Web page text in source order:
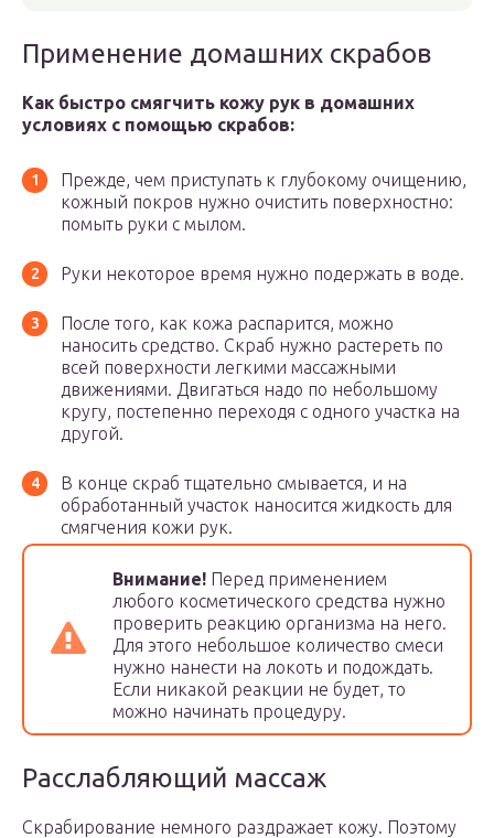
Применение домашних скрабов
Как быстро смягчить кожу рук в домашних
условиях с помощью скрабов:
Прежде, чем приступать к глубокому очищению,
кожный покров нужно очистить поверхностно:
помыть руки с мылом.
Руки некоторое время нужно подержать в воде.
После того, как кожа распарится, можно
наносить средство. Скраб нужно растереть по
всей поверхности легкими массажными
движениями. Двигаться надо по небольшому
кругу, постепенно переходя с одного участка на
другой.
В конце скраб тщательно смывается, и на
обработанный участок наносится жидкость для
смягчения кожи рук.
Внимание! Перед применением
любого косметического средства нужно
проверить реакцию организма на него.
Для этого небольшое количество смеси
нужно нанести на локоть и подождать.
Если никакой реакции не будет, то
можно начинать процедуру.
Расслабляющий массаж
Скрабирование немного раздражает кожу. Поэтому